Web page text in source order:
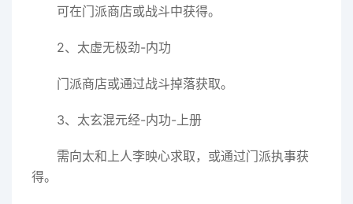
可在门派商店或战斗中获得。
2、太虚无极劲-内功
门派商店或通过战斗掉落获取。
3、太玄混元经-内功-上册
需向太和上人李映心求取，或通过门派执事获
得。